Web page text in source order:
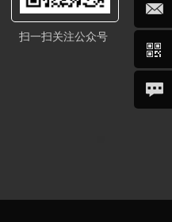
扫一扫关注公众号